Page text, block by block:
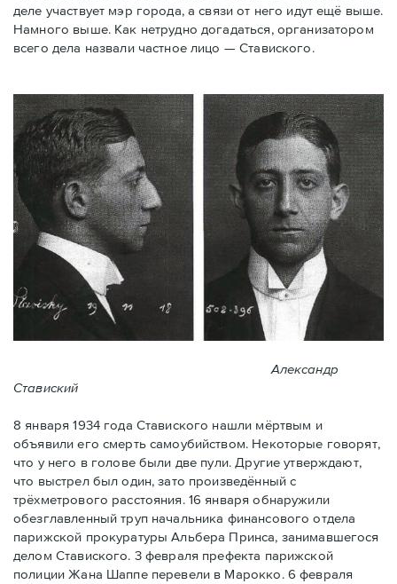
деле участвует мэр города, a связи от него идут ещё выше.
Намного выше. Как нетрудно догадаться, организатором
всего дела назвали частное лицо — Ставиского.
Александр
Ставиский
8 января 1934 года Ставиского нашли мёртвым и
объявили его смерть самоубийством. Некоторые говорят,
что у него в голове были две пули. Другие утверждают,
что выстрел был один, зато произведённый с
трёхметровoго расстояния. 16 января обнаружили
обезглавленный труп начальника финансового отдела
парижской прокуратуры Альбера Принса, занимавшегося
делом Cтавиского. 3 февраля префекта парижской
полиции Жана Шаппе перевели в Марокко. 6 февраля